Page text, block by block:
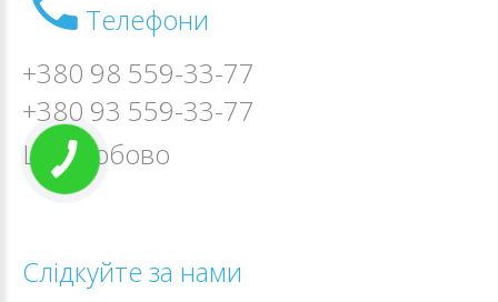
Телефони
+380 98 559-33-77
+380 93 559-33-77
Цілодобово
Слідкуйте за нами